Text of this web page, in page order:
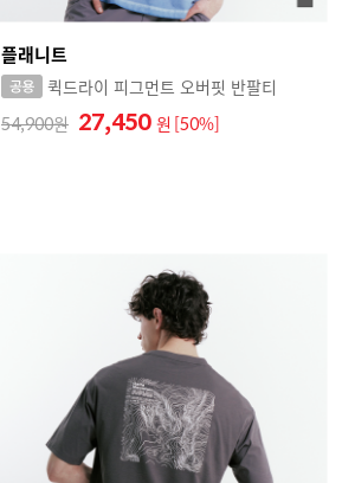
플래니트
퀵드라이 피그먼트 오버핏 반팔티
54,900
27,450 원 [50%]